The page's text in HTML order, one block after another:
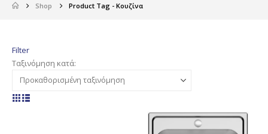
Shop Product Tag -Κουζίνα
Filter
Ταξινόμηση κατά: